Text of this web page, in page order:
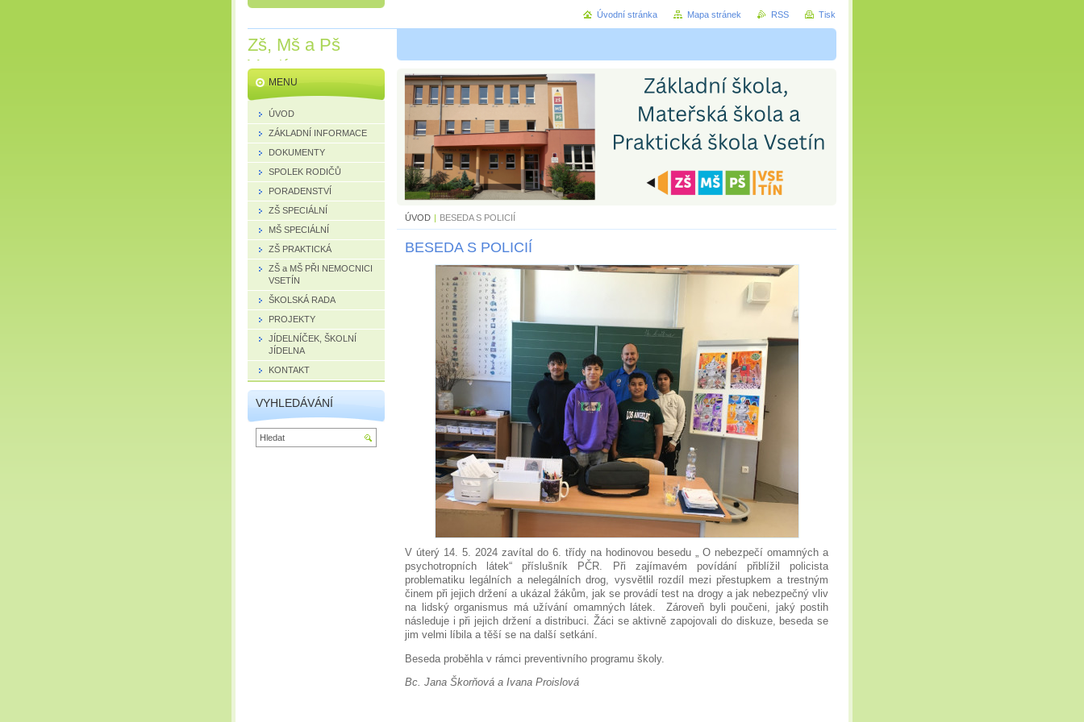
Zš, Mš a Pš
Vsetín
ÚVOD | BESEDA S POLICIÍ
BESEDA S POLICIÍ
V úterý 14. 5. 2024 zavítal do 6. třídy na hodinovou besedu „ O nebezpečí omamných a
psychotropních látek“ příslušník PČR. Při zajímavém povídání přiblížil policista
problematiku legálních a nelegálních drog, vysvětlil rozdíl mezi přestupkem a trestným
činem při jejich držení a ukázal žákům, jak se provádí test na drogy a jak nebezpečný vliv
na lidský organismus má užívání omamných látek. Zároveň byli poučeni, jaký postih
následuje i při jejich držení a distribuci. Žáci se aktivně zapojovali do diskuze, beseda se
jim velmi líbila a těší se na další setkání.
Beseda proběhla v rámci preventivního programu školy.
Bc. Jana Škorňová a Ivana Proislová
MENU
ÚVOD
ZÁKLADNÍ INFORMACE
DOKUMENTY
SPOLEK RODIČŮ
PORADENSTVÍ
ZŠ SPECIÁLNÍ
MŠ SPECIÁLNÍ
ZŠ PRAKTICKÁ
ZŠ a MŠ PŘI NEMOCNICI
VSETÍN
ŠKOLSKÁ RADA
PROJEKTY
JÍDELNÍČEK, ŠKOLNÍ
JÍDELNA
KONTAKT
VYHLEDÁVÁNÍ
Úvodní stránka Mapa stránek RSS Tisk